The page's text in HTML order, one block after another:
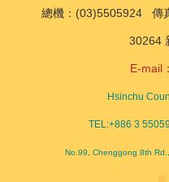
總機 ：(03)5505924 傳
30264
E-mail：
Hsinchu
TEL:+886 3
No.99, Chenggong 8th
©